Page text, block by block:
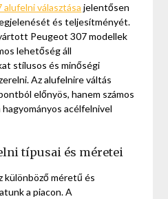
választása jelentősen
és teljesítményét.
Peugeot 307 modellek
lehetőség áll
stílusos és minőségi
Az alufelnire váltás
előnyös, hanem számos
acélfelnivel
típusai és méretei
különböző méretű és
a piacon. A